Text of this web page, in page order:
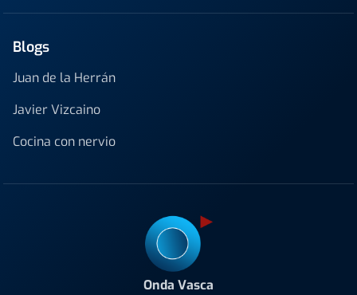
Blogs
Juan de la Herrán
Javier Vizcaino
Cocina con nervio
Onda Vasca